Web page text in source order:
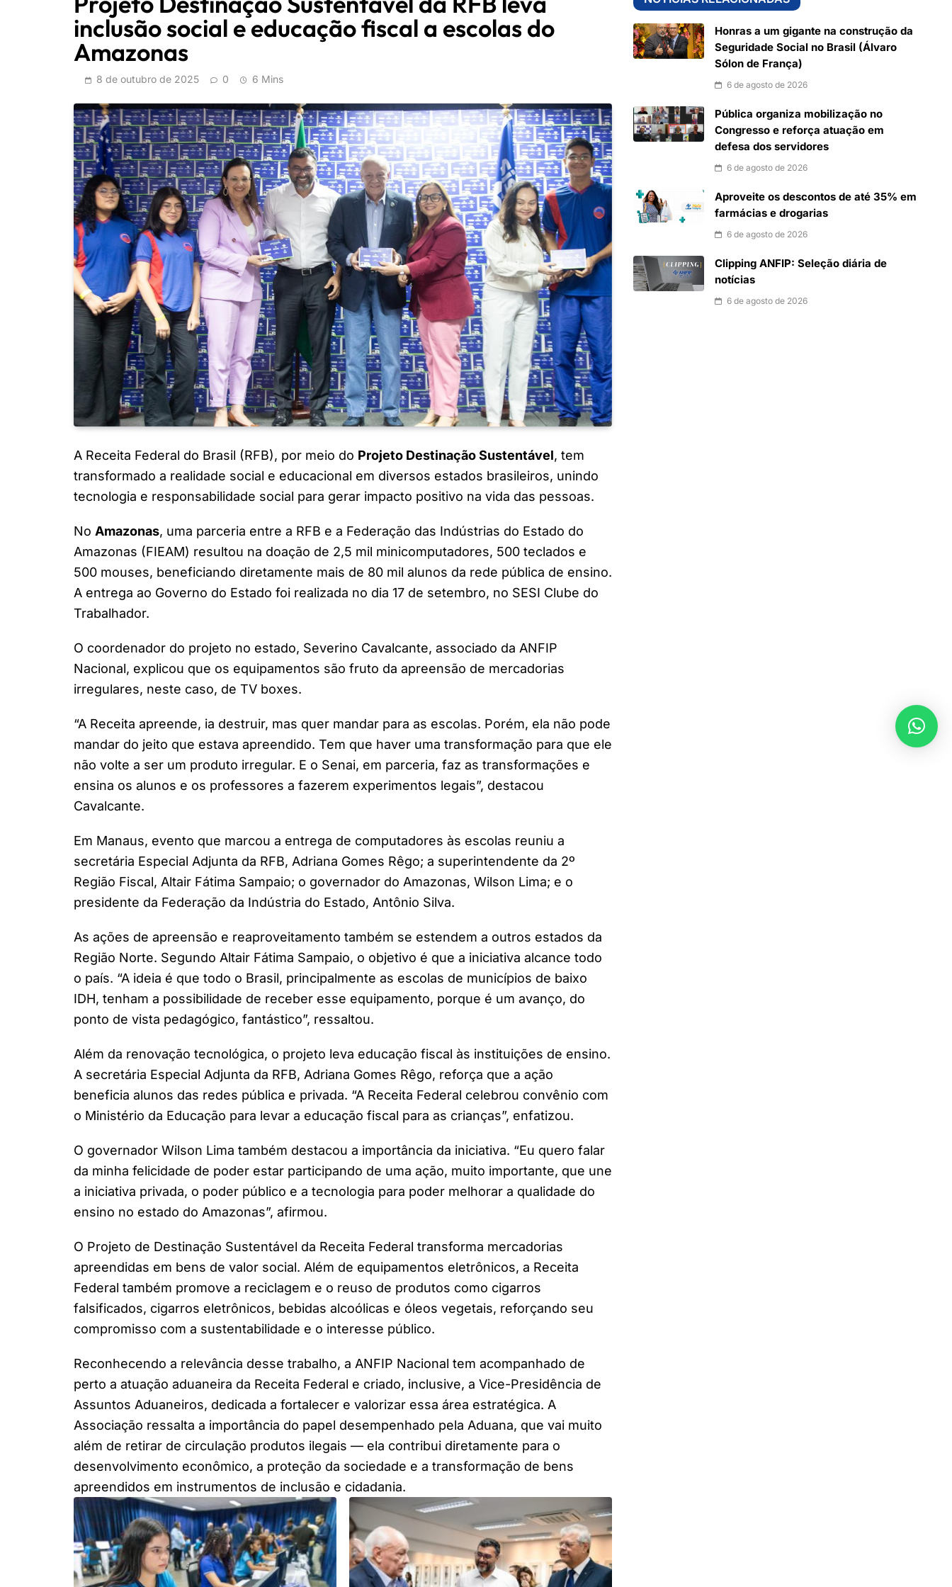
inclusão social e educação fiscal a escolas do
Amazonas
8 de outubro de 2025 0 6 Mins
A Receita Federal do Brasil (RFB), por meio do Projeto Destinação Sustentável, tem
transformado a realidade social e educacional em diversos estados brasileiros, unindo
tecnologia e responsabilidade social para gerar impacto positivo na vida das pessoas.
No Amazonas, uma parceria entre a RFB e a Federação das Indústrias do Estado do
Amazonas (FIEAM) resultou na doação de 2,5 mil minicomputadores, 500 teclados e
500 mouses, beneficiando diretamente mais de 80 mil alunos da rede pública de ensino.
A entrega ao Governo do Estado foi realizada no dia 17 de setembro, no SESI Clube do
Trabalhador.
⁠O coordenador do projeto no estado, Severino Cavalcante, associado da ANFIP
Nacional, explicou que os equipamentos são fruto da apreensão de mercadorias
irregulares, neste caso, de TV boxes.
“A Receita apreende, ia destruir, mas quer mandar para as escolas. Porém, ela não pode
mandar do jeito que estava apreendido. Tem que haver uma transformação para que ele
não volte a ser um produto irregular. E o Senai, em parceria, faz as transformações e
ensina os alunos e os professores a fazerem experimentos legais”, destacou
Cavalcante.
Em Manaus, evento que marcou a entrega de computadores às escolas reuniu a
secretária Especial Adjunta da RFB, Adriana Gomes Rêgo; a superintendente da 2º
Região Fiscal, Altair Fátima Sampaio; o governador do Amazonas, Wilson Lima; e o
presidente da Federação da Indústria do Estado, Antônio Silva.
As ações de apreensão e reaproveitamento também se estendem a outros estados da
Região Norte. Segundo Altair Fátima Sampaio, o objetivo é que a iniciativa alcance todo
o país. “A ideia é que todo o Brasil, principalmente as escolas de municípios de baixo
IDH, tenham a possibilidade de receber esse equipamento, porque é um avanço, do
ponto de vista pedagógico, fantástico”, ressaltou.
Além da renovação tecnológica, o projeto leva educação fiscal às instituições de ensino.
A secretária Especial Adjunta da RFB, Adriana Gomes Rêgo, reforça que a ação
beneficia alunos das redes pública e privada. “A Receita Federal celebrou convênio com
o Ministério da Educação para levar a educação fiscal para as crianças”, enfatizou.
O governador Wilson Lima também destacou a importância da iniciativa. “Eu quero falar
da minha felicidade de poder estar participando de uma ação, muito importante, que une
a iniciativa privada, o poder público e a tecnologia para poder melhorar a qualidade do
ensino no estado do Amazonas”, afirmou.
O Projeto de Destinação Sustentável da Receita Federal transforma mercadorias
apreendidas em bens de valor social. Além de equipamentos eletrônicos, a Receita
Federal também promove a reciclagem e o reuso de produtos como cigarros
falsificados, cigarros eletrônicos, bebidas alcoólicas e óleos vegetais, reforçando seu
compromisso com a sustentabilidade e o interesse público.
Reconhecendo a relevância desse trabalho, a ANFIP Nacional tem acompanhado de
perto a atuação aduaneira da Receita Federal e criado, inclusive, a Vice-Presidência de
Assuntos Aduaneiros, dedicada a fortalecer e valorizar essa área estratégica. A
Associação ressalta a importância do papel desempenhado pela Aduana, que vai muito
além de retirar de circulação produtos ilegais — ela contribui diretamente para o
desenvolvimento econômico, a proteção da sociedade e a transformação de bens
apreendidos em instrumentos de inclusão e cidadania.
Honras a um gigante na construção da
Seguridade Social no Brasil (Álvaro
Sólon de França)
6 de agosto de 2026
Pública organiza mobilização no
Congresso e reforça atuação em
defesa dos servidores
6 de agosto de 2026
Aproveite os descontos de até 35% em
farmácias e drogarias
6 de agosto de 2026
Clipping ANFIP: Seleção diária de
notícias
6 de agosto de 2026